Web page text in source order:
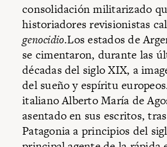
consolidación militarizado
historiadores revisionistas
genocidio.Los estados de
se cimentaron, durante las
décadas del siglo XIX, a
del sueño y espíritu
italiano Alberto María de
asentado en sus escritos,
Patagonia a principios del